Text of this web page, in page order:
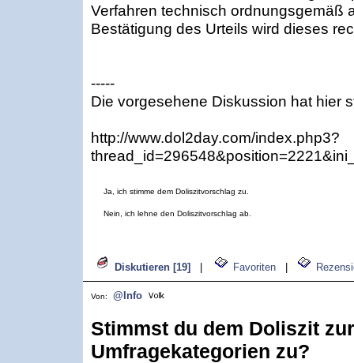
Verfahren technisch ordnungsgemäß
Bestätigung des Urteils wird dieses
-----
Die vorgesehene Diskussion hat hier
http://www.dol2day.com/index.php3?
Ja, ich stimme dem Doliszitvorschlag zu.
Nein, ich lehne den Doliszitvorschlag ab.
Diskutieren [19] Favoriten
Von: @Info
Stimmst du dem Doliszit
Umfragekategorien zu?